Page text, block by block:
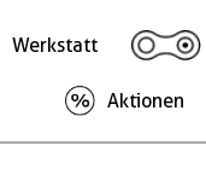
Werkstatt
Aktionen